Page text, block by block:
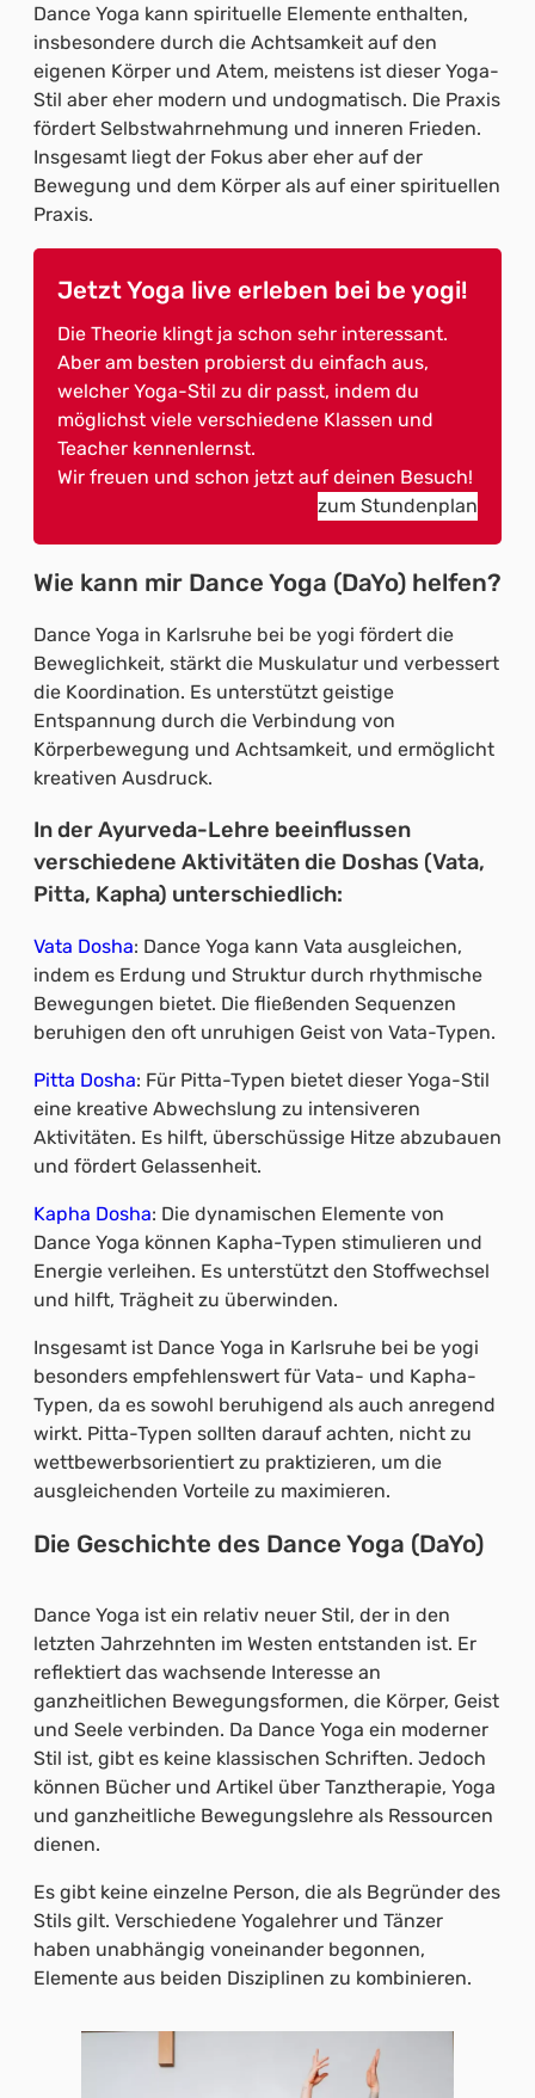
Dance Yoga kann spirituelle Elemente enthalten,
insbesondere durch die Achtsamkeit auf den
eigenen Körper und Atem, meistens ist dieser Yoga-
Stil aber eher modern und undogmatisch. Die Praxis
fördert Selbstwahrnehmung und inneren Frieden.
Insgesamt liegt der Fokus aber eher auf der
Bewegung und dem Körper als auf einer spirituellen
Praxis.
Jetzt Yoga live erleben bei be yogi!
Die Theorie klingt ja schon sehr interessant.
Aber am besten probierst du einfach aus,
welcher Yoga-Stil zu dir passt, indem du
möglichst viele verschiedene Klassen und
Teacher kennenlernst.
Wir freuen und schon jetzt auf deinen Besuch!
zum Stundenplan
Wie kann mir Dance Yoga (DaYo) helfen?
Dance Yoga in Karlsruhe bei be yogi fördert die
Beweglichkeit, stärkt die Muskulatur und verbessert
die Koordination. Es unterstützt geistige
Entspannung durch die Verbindung von
Körperbewegung und Achtsamkeit, und ermöglicht
kreativen Ausdruck.
In der Ayurveda-Lehre beeinflussen
verschiedene Aktivitäten die Doshas (Vata,
Pitta, Kapha) unterschiedlich:
Vata Dosha: Dance Yoga kann Vata ausgleichen,
indem es Erdung und Struktur durch rhythmische
Bewegungen bietet. Die fließenden Sequenzen
beruhigen den oft unruhigen Geist von Vata-Typen.
Pitta Dosha: Für Pitta-Typen bietet dieser Yoga-Stil
eine kreative Abwechslung zu intensiveren
Aktivitäten. Es hilft, überschüssige Hitze abzubauen
und fördert Gelassenheit.
Kapha Dosha: Die dynamischen Elemente von
Dance Yoga können Kapha-Typen stimulieren und
Energie verleihen. Es unterstützt den Stoffwechsel
und hilft, Trägheit zu überwinden.
Insgesamt ist Dance Yoga in Karlsruhe bei be yogi
besonders empfehlenswert für Vata- und Kapha-
Typen, da es sowohl beruhigend als auch anregend
wirkt. Pitta-Typen sollten darauf achten, nicht zu
wettbewerbsorientiert zu praktizieren, um die
ausgleichenden Vorteile zu maximieren.
Die Geschichte des Dance Yoga (DaYo)
Dance Yoga ist ein relativ neuer Stil, der in den
letzten Jahrzehnten im Westen entstanden ist. Er
reflektiert das wachsende Interesse an
ganzheitlichen Bewegungsformen, die Körper, Geist
und Seele verbinden. Da Dance Yoga ein moderner
Stil ist, gibt es keine klassischen Schriften. Jedoch
können Bücher und Artikel über Tanztherapie, Yoga
und ganzheitliche Bewegungslehre als Ressourcen
dienen.
Es gibt keine einzelne Person, die als Begründer des
Stils gilt. Verschiedene Yogalehrer und Tänzer
haben unabhängig voneinander begonnen,
Elemente aus beiden Disziplinen zu kombinieren.